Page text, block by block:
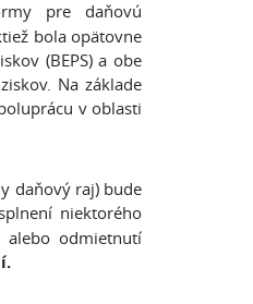
pre daňovú
bola opätovne
(BEPS) a obe
Na základe
v oblasti
daňový raj) bude
niektorého
alebo odmietnutí